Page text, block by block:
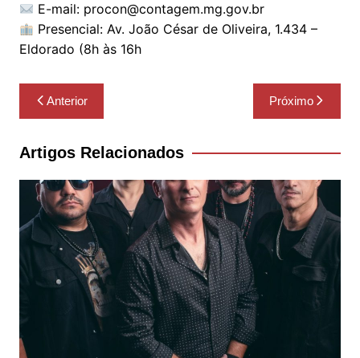
E-mail: procon@contagem.mg.gov.br
Presencial: Av. João César de Oliveira, 1.434 –
Eldorado (8h às 16h
Navegação
de
Post
Anterior Próximo
Artigos Relacionados